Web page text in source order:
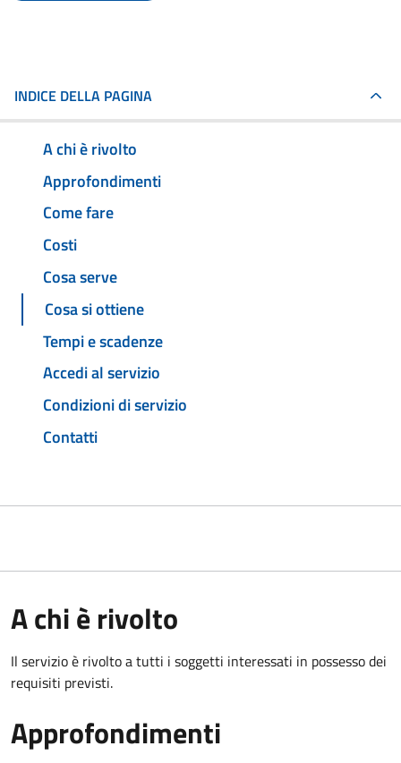
INDICE DELLA PAGINA
A chi è rivolto
Approfondimenti
Come fare
Costi
Cosa serve
Cosa si ottiene
Tempi e scadenze
Accedi al servizio
Condizioni di servizio
Contatti
A chi è rivolto
Il servizio è rivolto a tutti i soggetti interessati in possesso dei
requisiti previsti.
Approfondimenti